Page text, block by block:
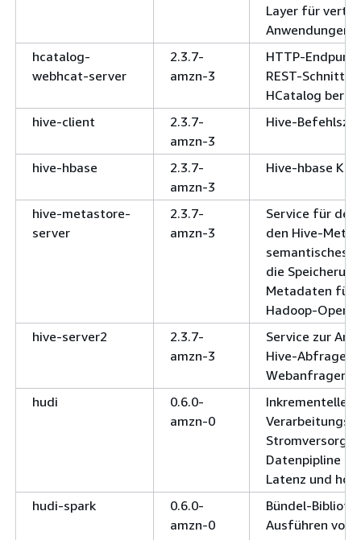
Layer für
Anwendungen).
hcatalog-
webhcat-server
2.3.7-
amzn-3
HTTP-
REST-
HCatalog
hive-client
2.3.7-
amzn-3
Hive-
hive-hbase
2.3.7-
amzn-3
Hive-hbase
hive-metastore-
server
2.3.7-
amzn-3
Service für
den Hive-
semantisches
die
Metadaten für
Hadoop-
hive-server2
2.3.7-
amzn-3
Service zur
Hive-Abfragen
Webanfragen.
hudi
0.6.0-
amzn-0
Inkrementelles
Verarbeitungs-
Datenpipline
Latenz und
hudi-spark
0.6.0-
amzn-0
Bündel-
Ausführen von